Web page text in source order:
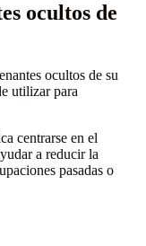
ocultos de
ocultos de su
utilizar para
centrarse en el
a reducir la
pasadas o